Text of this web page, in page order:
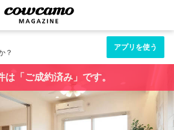
？
アプリを使う
は「ご成約済み」です。